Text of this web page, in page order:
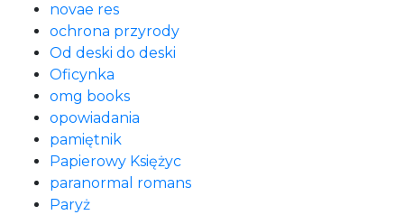
novae res
ochrona przyrody
Od deski do deski
Oficynka
omg books
opowiadania
pamiętnik
Papierowy Księżyc
paranormal romans
Paryż